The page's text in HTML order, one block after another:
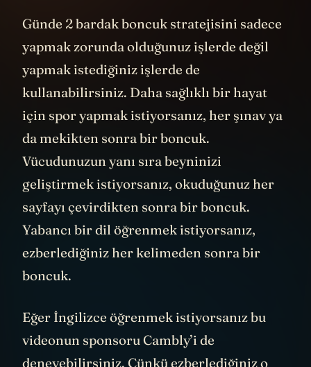
Günde 2 bardak boncuk stratejisini sadece
yapmak zorunda olduğunuz işlerde değil
yapmak istediğiniz işlerde de
kullanabilirsiniz. Daha sağlıklı bir hayat
için spor yapmak istiyorsanız, her şınav ya
da mekikten sonra bir boncuk.
Vücudunuzun yanı sıra beyninizi
geliştirmek istiyorsanız, okuduğunuz her
sayfayı çevirdikten sonra bir boncuk.
Yabancı bir dil öğrenmek istiyorsanız,
ezberlediğiniz her kelimeden sonra bir
boncuk.
Eğer İngilizce öğrenmek istiyorsanız bu
videonun sponsoru Cambly’i de
deneyebilirsiniz. Çünkü ezberlediğiniz o